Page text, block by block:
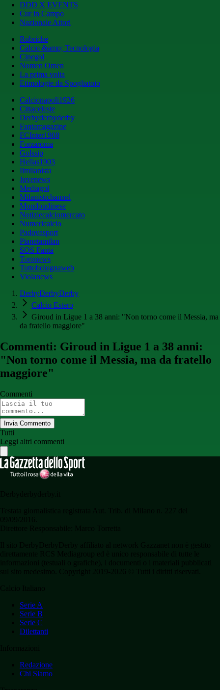
DDD X EVENTS
Cur in Campo
Nazionale Attori
Rubriche
Calcio &amp; Tecnologia
Cinegol
Nomen Omen
La prima volta
Etimologie da Spogliatoio
Calcionapoli1926
Cittaceleste
Derbyderbyderby
Fantamagazine
FCInter1908
Forzaroma
Golssip
Hellas1903
Ilmilanista
Juvenews
Mediagol
Milanistichannel
Mondoudinese
Notiziecalciomercato
Numericalcio
Padovasport
Pianetamilan
SOS Fanta
Toronews
Tuttobolognaweb
Violanews
DerbyDerbyDerby
Calcio Estero
Giroud in Ligue 1 a 38 anni: "Non torno come il Messia, ma
da fratello maggiore"
Commenti: Giroud in Ligue 1 a 38 anni:
"Non torno come il Messia, ma da fratello
maggiore"
Commenti
Invia Commento
Tutti
Leggi altri commenti
Serie A
Serie B
Serie C
Dilettanti
Redazione
Chi Siamo